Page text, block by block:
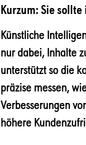
Kurzum: Sie
Künstliche
nur dabei, Inhalte
unterstützt so die
präzise messen,
Verbesserungen
höhere